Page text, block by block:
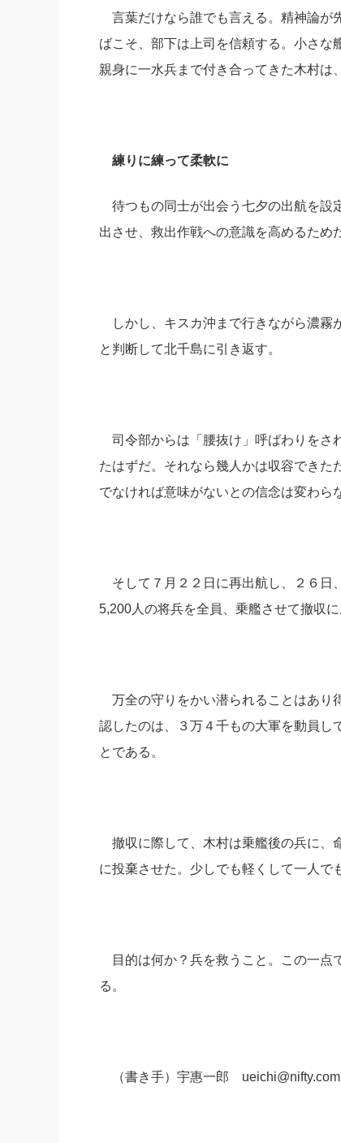
言葉だけなら誰でも言える。精神論が
ばこそ、部下は上司を信頼する。小さな
親身に一水兵まで付き合ってきた木村は
練りに練って柔軟に
待つもの同士が出会う七夕の出航を設
出させ、救出作戦への意識を高めるため
しかし、キスカ沖まで行きながら濃霧
と判断して北千島に引き返す。
司令部からは「腰抜け」呼ばわりをさ
たはずだ。それなら幾人かは収容でき
でなければ意味がないとの信念は変わら
そして７月２２日に再出航し、２６日
5,200人の将兵を全員、乗艦させて撤収に
万全の守りをかい潜られることはあり
認したのは、３万４千もの大軍を動員し
とである。
撤収に際して、木村は乗艦後の兵に、
に投棄させた。少しでも軽くして一人で
目的は何か？兵を救うこと。この一点
る。
（書き手）宇惠一郎 ueichi@nifty.com